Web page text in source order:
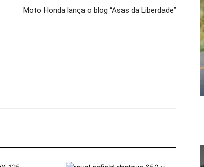
Moto Honda lança o blog “Asas da Liberdade”